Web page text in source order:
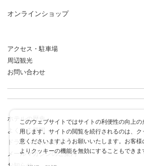
このウェブサイトではサイトの利便性の向上
用します。サイトの閲覧を続行されるのは、
意くださいますようお願いいたします。お客様
よりクッキーの機能を無効にすることもできま
オンラインショップ
アクセス・駐車場
周辺観光
お問い合わせ
ホテルの歴史
よくある質問
ドラゴンポイントカード
メールマガジンのご案内